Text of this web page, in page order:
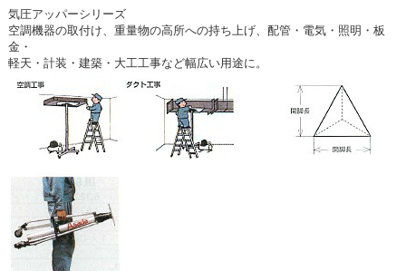
気圧アッパーシリーズ
空調機器の取付け、重量物の高所への持ち上げ、配管・電気・照明・板
金・
軽天・計装・建築・大工工事など幅広い用途に。